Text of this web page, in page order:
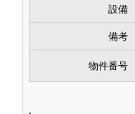
設備
備考
物件番号